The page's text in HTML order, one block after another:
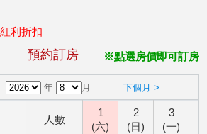
利折扣
預約訂房 ※點選房價即可訂房
年 月 下個月 >
人數
1
(六)
2
(日)
3
(一)